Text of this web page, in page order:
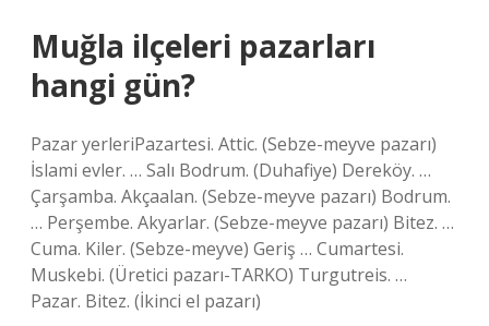
Muğla ilçeleri pazarları
hangi gün?
Pazar yerleriPazartesi. Attic. (Sebze-meyve pazarı)
İslami evler. … Salı Bodrum. (Duhafiye) Dereköy. …
Çarşamba. Akçaalan. (Sebze-meyve pazarı) Bodrum.
… Perşembe. Akyarlar. (Sebze-meyve pazarı) Bitez. …
Cuma. Kiler. (Sebze-meyve) Geriş … Cumartesi.
Muskebi. (Üretici pazarı-TARKO) Turgutreis. …
Pazar. Bitez. (İkinci el pazarı)